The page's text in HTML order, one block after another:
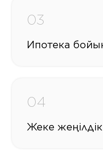
03
Ипотека
04
Жеке жеңілдік